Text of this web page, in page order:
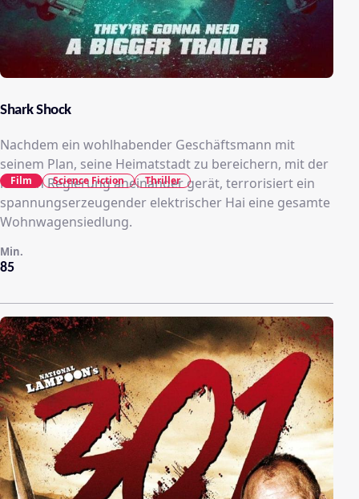
Shark Shock
Nachdem ein wohlhabender Geschäftsmann mit
seinem Plan, seine Heimatstadt zu bereichern, mit der
lokalen Regierung aneinander gerät, terrorisiert ein
spannungserzeugender elektrischer Hai eine gesamte
Wohnwagensiedlung.
85
Min.
Film Science Fiction Thriller